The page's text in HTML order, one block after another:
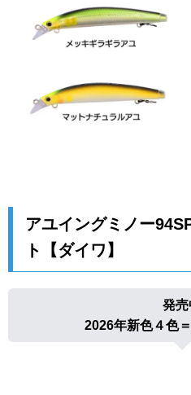
アユイングミノー
ト【ダイワ】
発売
2026年新色４色